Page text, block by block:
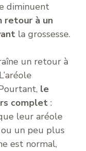
diminuent
retour à un
la grossesse.
un retour à
le
complet :
leur aréole
un peu plus
est normal,